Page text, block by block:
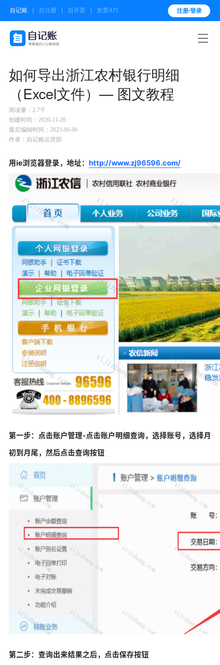
自记账 自注册 自开票 发票API 注册/登录

如何导出浙江农村银行明细
（Excel文件）— 图文教程
阅读量：2.7千
创建时间：2020-11-26
最后编辑时间：2023-06-06
作者：自记账运营部
用ie浏览器登录，地址： http://www.zj96596.com/
第一步：点击账户管理-点击账户明细查询，选择账号，选择月
初到月尾，然后点击查询按钮
第二步：查询出来结果之后，点击保存按钮